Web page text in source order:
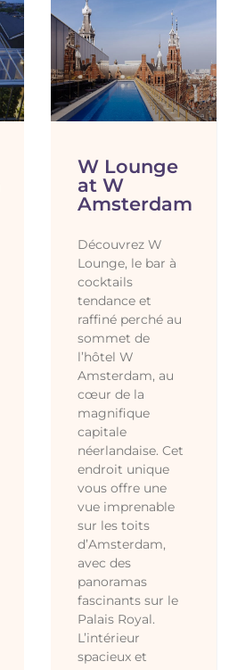
W Lounge
at W
Amsterdam
Découvrez W
Lounge, le bar à
cocktails
tendance et
raffiné perché au
sommet de
l’hôtel W
Amsterdam, au
cœur de la
magnifique
capitale
néerlandaise. Cet
endroit unique
vous offre une
vue imprenable
sur les toits
d’Amsterdam,
avec des
panoramas
fascinants sur le
Palais Royal.
L’intérieur
spacieux et